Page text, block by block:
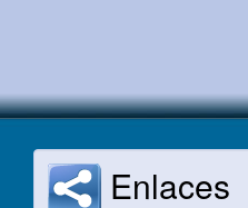
Enlaces